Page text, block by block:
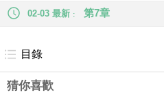
02-03 最新 第7章
目錄
猜你喜歡